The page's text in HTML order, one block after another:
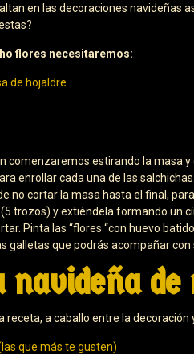
en las decoraciones navideñas
flores necesitaremos:
de hojaldre
comenzaremos estirando la masa
enrollar cada una de las
no cortar la masa hasta el final,
trozos) y extiéndela formando un
Pinta las “flores “con huevo
galletas que podrás acompañar
navideña
receta, a caballo entre la
que más te gusten)